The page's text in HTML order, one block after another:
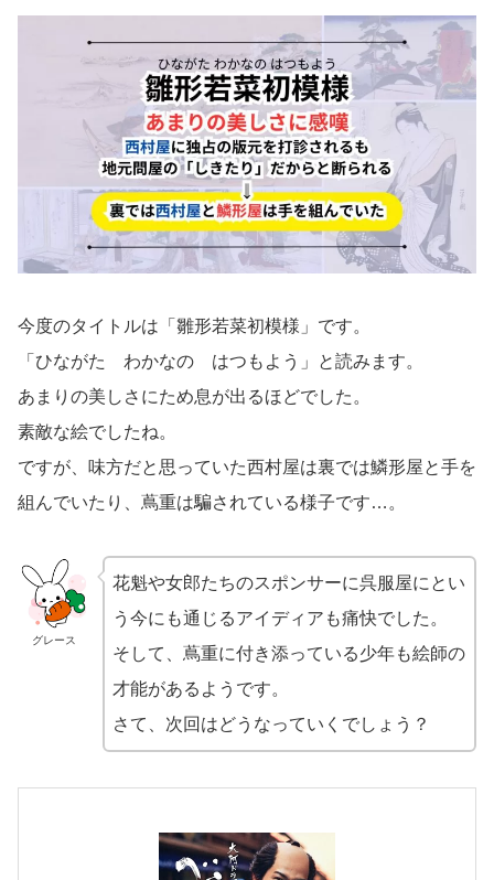
今度のタイトルは「雛形若菜初模様」です。
「ひながた わかなの はつもよう」と読みます。
あまりの美しさにため息が出るほどでした。
素敵な絵でしたね。
ですが、味方だと思っていた西村屋は裏では鱗形屋と手を
組んでいたり、蔦重は騙されている様子です…。
グレース
花魁や女郎たちのスポンサーに呉服屋にとい
う今にも通じるアイディアも痛快でした。
そして、蔦重に付き添っている少年も絵師の
才能があるようです。
さて、次回はどうなっていくでしょう？